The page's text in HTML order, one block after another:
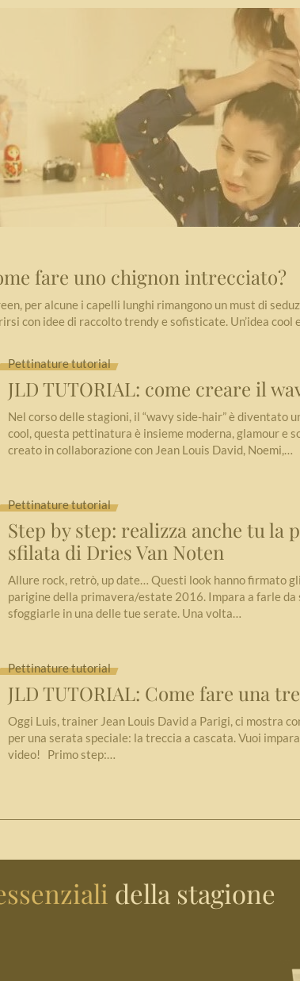
fare uno chignon intrecciato?
per alcune i capelli lunghi rimangono un must di
con idee di raccolto trendy e sofisticate. Un’idea cool
Pettinature tutorial
JLD TUTORIAL: come creare il
Nel corso delle stagioni, il “wavy side-hair” è diventato
cool, questa pettinatura è insieme moderna, glamour e
creato in collaborazione con Jean Louis David, Noemi,…
Pettinature tutorial
Step by step: realizza anche tu la
sfilata di Dries Van Noten
Allure rock, retrò, up date… Questi look hanno firmato
parigine della primavera/estate 2016. Impara a farle da
sfoggiarle in una delle tue serate. Una volta…
Pettinature tutorial
JLD TUTORIAL: Come fare una
Oggi Luis, trainer Jean Louis David a Parigi, ci mostra
per una serata speciale: la treccia a cascata. Vuoi
video! Primo step:…
della stagione